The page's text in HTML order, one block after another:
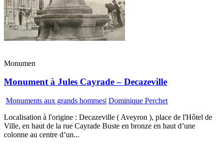
Monumen
Monument à Jules Cayrade – Decazeville
Monuments aux grands hommes| Dominique Perchet
Localisation à l'origine : Decazeville ( Aveyron ), place de l'Hôtel de
Ville, en haut de la rue Cayrade Buste en bronze en haut d’une
colonne au centre d’un...